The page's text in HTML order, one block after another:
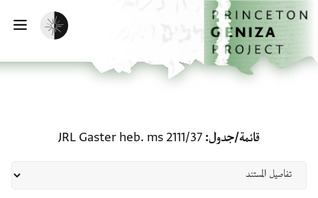
تخطي إلى المحتوى الرئيسي
الصفحة الرئيسية
تفعيل الوضع المظلم
قائمة/جدول JRL Gaster heb. ms 2111/37